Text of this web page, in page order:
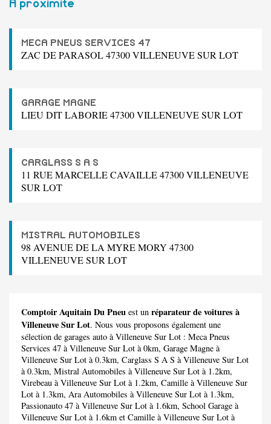
A proximite
MECA PNEUS SERVICES 47
ZAC DE PARASOL 47300 VILLENEUVE SUR LOT
GARAGE MAGNE
LIEU DIT LABORIE 47300 VILLENEUVE SUR LOT
CARGLASS S A S
11 RUE MARCELLE CAVAILLE 47300 VILLENEUVE
SUR LOT
MISTRAL AUTOMOBILES
98 AVENUE DE LA MYRE MORY 47300
VILLENEUVE SUR LOT
Comptoir Aquitain Du Pneu est un réparateur de voitures à
Villeneuve Sur Lot. Nous vous proposons également une
sélection de garages auto à Villeneuve Sur Lot : Meca Pneus
Services 47 à Villeneuve Sur Lot à 0km, Garage Magne à
Villeneuve Sur Lot à 0.3km, Carglass S A S à Villeneuve Sur Lot
à 0.3km, Mistral Automobiles à Villeneuve Sur Lot à 1.2km,
Virebeau à Villeneuve Sur Lot à 1.2km, Camille à Villeneuve Sur
Lot à 1.3km, Ara Automobiles à Villeneuve Sur Lot à 1.3km,
Passionauto 47 à Villeneuve Sur Lot à 1.6km, School Garage à
Villeneuve Sur Lot à 1.6km et Camille à Villeneuve Sur Lot à